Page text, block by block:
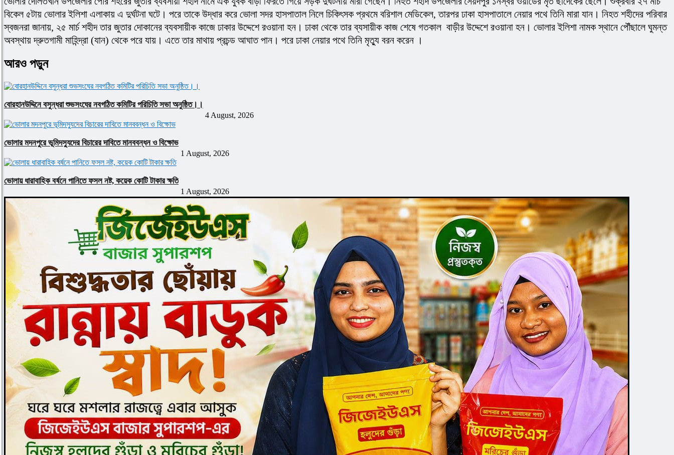
বিকেল ৫টায় ভোলার ইলিশা এলাকায় এ দুর্ঘটনা ঘটে। পরে তাকে উদ্ধার করে ভোলা সদর হাসপাতাল নিলে চিকিৎসক প্রথমে বরিশাল মেডিকেল, তারপর ঢাকা হাসপাতালে নেয়ার পথে তিনি মারা যান। নিহত শহীদের পরিবার
স্বজনরা জানায়, ২৫ মার্চ শহীদ তার জুতার দোকানের ব্যবসায়ীক কাজে ঢাকার উদ্দেশে রওয়ানা হন। ঢাকা থেকে তার ব্যসায়ীক কাজ শেষে গতকাল  বাড়ীর উদ্দেশে রওয়ানা হন। ভোলার ইলিশা নামক স্থানে পৌঁছালে ঘুমন্ত
অবস্থায় দ্রুতগামী মাহিন্দ্রা (যান) থেকে পরে যায়। এতে তার মাথায় প্রচন্ড আঘাত পান। পরে ঢাকা নেয়ার পথে তিনি মৃত্যু বরন করেন ।
আরও পড়ুন
বোরহানউদ্দিনে বসুন্ধরা শুভসংঘের নবগঠিত কমিটির পরিচিতি সভা অনুষ্ঠিত।।
4 August, 2026
ভোলার মদনপুরে ভূমিদস্যুদের বিচারের দাবিতে মানববন্ধন ও বিক্ষোভ
1 August, 2026
ভোলায় ধারাবাহিক বর্ষনে পানিতে ফসল নষ্ট, কয়েক কোটি টাকার ক্ষতি
1 August, 2026